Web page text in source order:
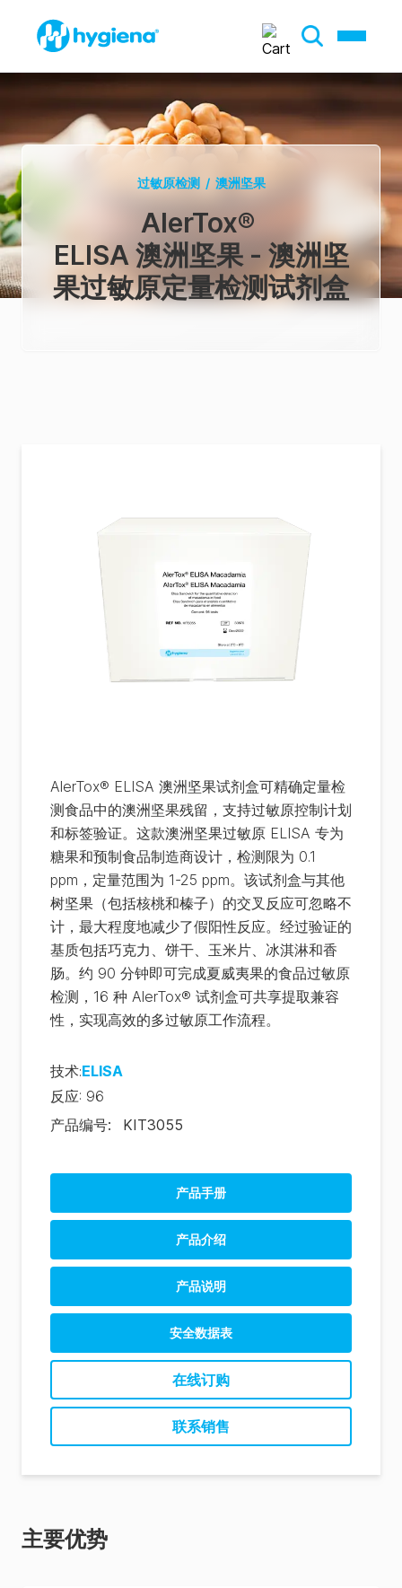
过敏原检测 / 澳洲坚果
AlerTox®
ELISA 澳洲坚果 - 澳洲坚
果过敏原定量检测试剂盒
AlerTox® ELISA 澳洲坚果试剂盒可精确定量检
测食品中的澳洲坚果残留，支持过敏原控制计划
和标签验证。这款澳洲坚果过敏原 ELISA 专为
糖果和预制食品制造商设计，检测限为 0.1
ppm，定量范围为 1-25 ppm。该试剂盒与其他
树坚果（包括核桃和榛子）的交叉反应可忽略不
计，最大程度地减少了假阳性反应。经过验证的
基质包括巧克力、饼干、玉米片、冰淇淋和香
肠。约 90 分钟即可完成夏威夷果的食品过敏原
检测，16 种 AlerTox® 试剂盒可共享提取兼容
性，实现高效的多过敏原工作流程。
技术:ELISA
反应: 96
产品编号: KIT3055
产品手册
Allergen Product Range (CN)
产品介绍
AlerTox ELISA Product Sheet (ES)
产品说明
AlerTox ELISA Macadamia Instructions (ES)
安全数据表
在线订购
联系销售
主要优势